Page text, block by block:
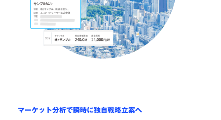
マーケット分析で瞬時に独自戦略立案へ